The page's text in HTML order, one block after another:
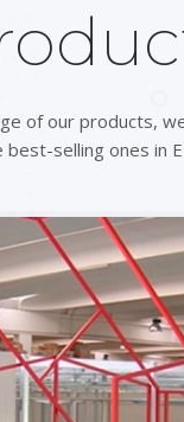
of our products,
best-selling ones in